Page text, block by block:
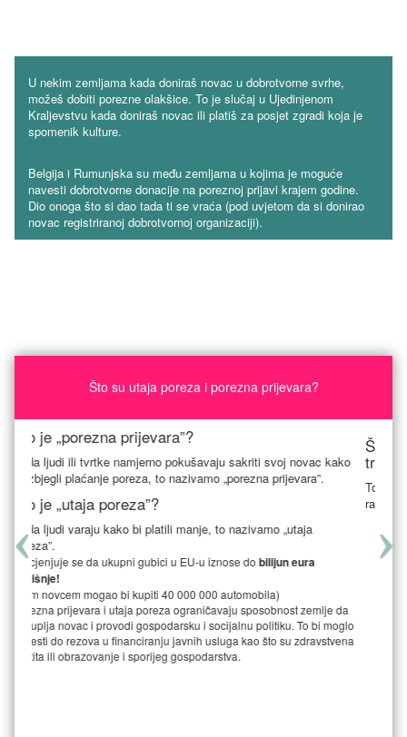
U nekim zemljama kada doniraš novac u dobrotvorne svrhe,
možeš dobiti porezne olakšice. To je slučaj u Ujedinjenom
Kraljevstvu kada doniraš novac ili platiš za posjet zgradi koja je
spomenik kulture.
Belgija i Rumunjska su među zemljama u kojima je moguće
navesti dobrotvorne donacije na poreznoj prijavi krajem godine.
Dio onoga što si dao tada ti se vraća (pod uvjetom da si donirao
novac registriranoj dobrotvornoj organizaciji).
Što su utaja poreza i porezna prijevara?
Što mislimo kad kažemo „siva ekonomija” ili „crno
tržište”?
To se događa kada se proizvodi i usluge plaćaju u gotovini bez
računa i ne navode se u poreznoj prijavi.
Ne mogu li to jednostavno izbjeći?
Ne nužno. Ako kupiš nešto u dućanu i ne dobiješ račun,
da vlasnik nešto ne navodi u poreznoj prijavi.